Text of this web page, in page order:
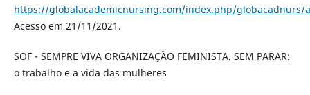
https://globalacademicnursing.com/index.php/globacadnurs/
Acesso em 21/11/2021.
SOF - SEMPRE VIVA ORGANIZAÇÃO FEMINISTA. SEM PARAR:
o trabalho e a vida das mulheres